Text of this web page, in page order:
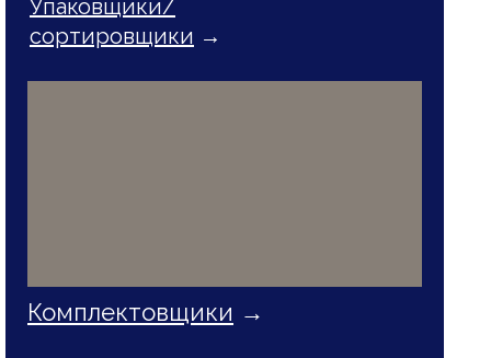
Комплектовщики →
Упаковщики/
сортировщики →